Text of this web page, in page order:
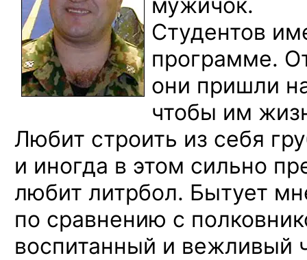
Студентов
программе.
они пришли
чтобы им
Любит строить из себя
и иногда в этом сильно
любит литрбол. Бытует
по сравнению с
воспитанный и вежливый